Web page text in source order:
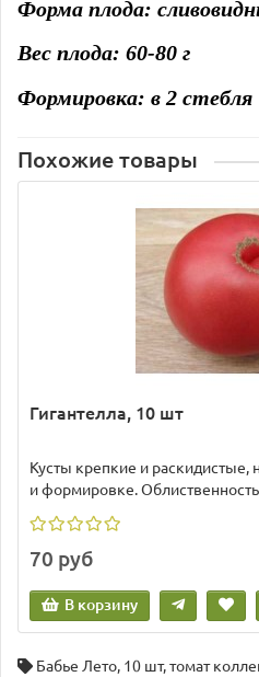
Форма плода:
Вес плода: 60-80 г
Формировка: в 2 стебля
Похожие товары
Гигантелла, 10 шт
Кусты крепкие и
и формировке.
70 руб
В корзину
Бабье Лето, 10 шт,томат